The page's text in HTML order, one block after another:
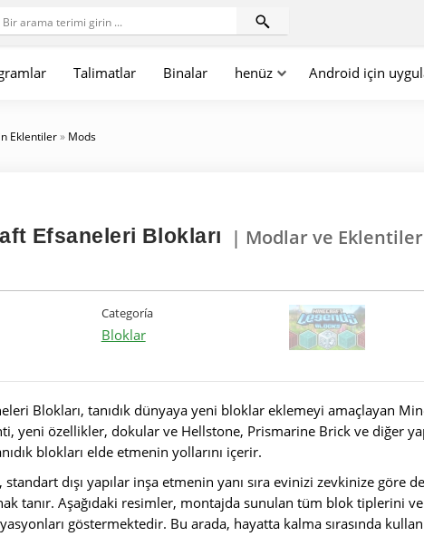
Talimatlar Binalar henüz Android için
Eklentiler» Mods
Efsaneleri Blokları | Modlar ve Eklentiler
Categoría
Bloklar
Blokları, tanıdık dünyaya yeni bloklar eklemeyi amaçlayan
yeni özellikler, dokular ve Hellstone, Prismarine Brick ve diğer
blokları elde etmenin yollarını içerir.
standart dışı yapılar inşa etmenin yanı sıra evinizi zevkinize göre
tanır. Aşağıdaki resimler, montajda sunulan tüm blok tiplerini
göstermektedir. Bu arada, hayatta kalma sırasında